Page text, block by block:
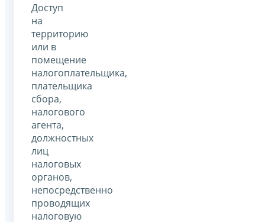
Доступ
на
территорию
или в
помещение
налогоплательщика,
плательщика
сбора,
налогового
агента,
должностных
лиц
налоговых
органов,
непосредственно
проводящих
налоговую